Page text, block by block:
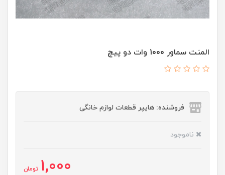
المنت سماور 1000 وات دو پیچ
فروشنده: هایپر قطعات لوازم خانگی
ناموجود
1,000 تومان